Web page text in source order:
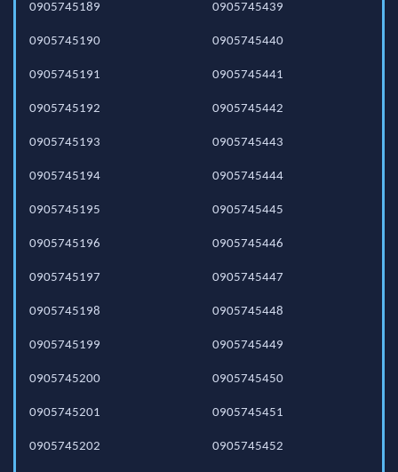
0905745189
0905745190
0905745191
0905745192
0905745193
0905745194
0905745195
0905745196
0905745197
0905745198
0905745199
0905745200
0905745201
0905745202
0905745439
0905745440
0905745441
0905745442
0905745443
0905745444
0905745445
0905745446
0905745447
0905745448
0905745449
0905745450
0905745451
0905745452